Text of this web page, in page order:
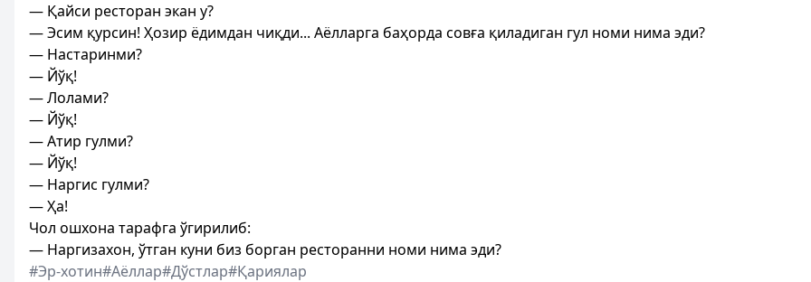
— Қайси ресторан экан у?
— Эсим қурсин! Ҳозир ёдимдан чиқди... Аёлларга баҳорда совға қиладиган гул номи нима эди?
— Настаринми?
— Йўқ!
— Лолами?
— Йўқ!
— Атир гулми?
— Йўқ!
— Наргис гулми?
— Ҳа!
Чол ошхона тарафга ўгирилиб:
— Наргизахон, ўтган куни биз борган ресторанни номи нима эди?
#Эр-хотин#Аёллар#Дўстлар#Қариялар